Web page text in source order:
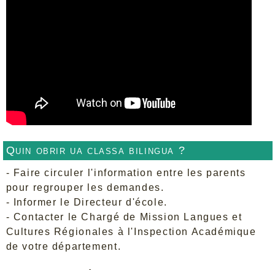
Quin obrir ua classa bilingua ?
- Faire circuler l'information entre les parents
pour regrouper les demandes.
- Informer le Directeur d'école.
- Contacter le Chargé de Mission Langues et
Cultures Régionales à l'Inspection Académique
de votre département.